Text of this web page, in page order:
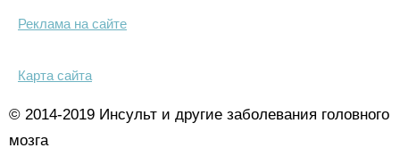
Реклама на сайте
Карта сайта
© 2014-2019 Инсульт и другие заболевания головного
мозга